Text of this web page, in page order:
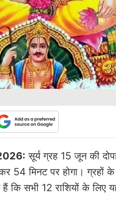
सूर्य ग्रह 15 जून की
54 मिनट पर होगा। ग्रहों
सभी 12 राशियों के लिए